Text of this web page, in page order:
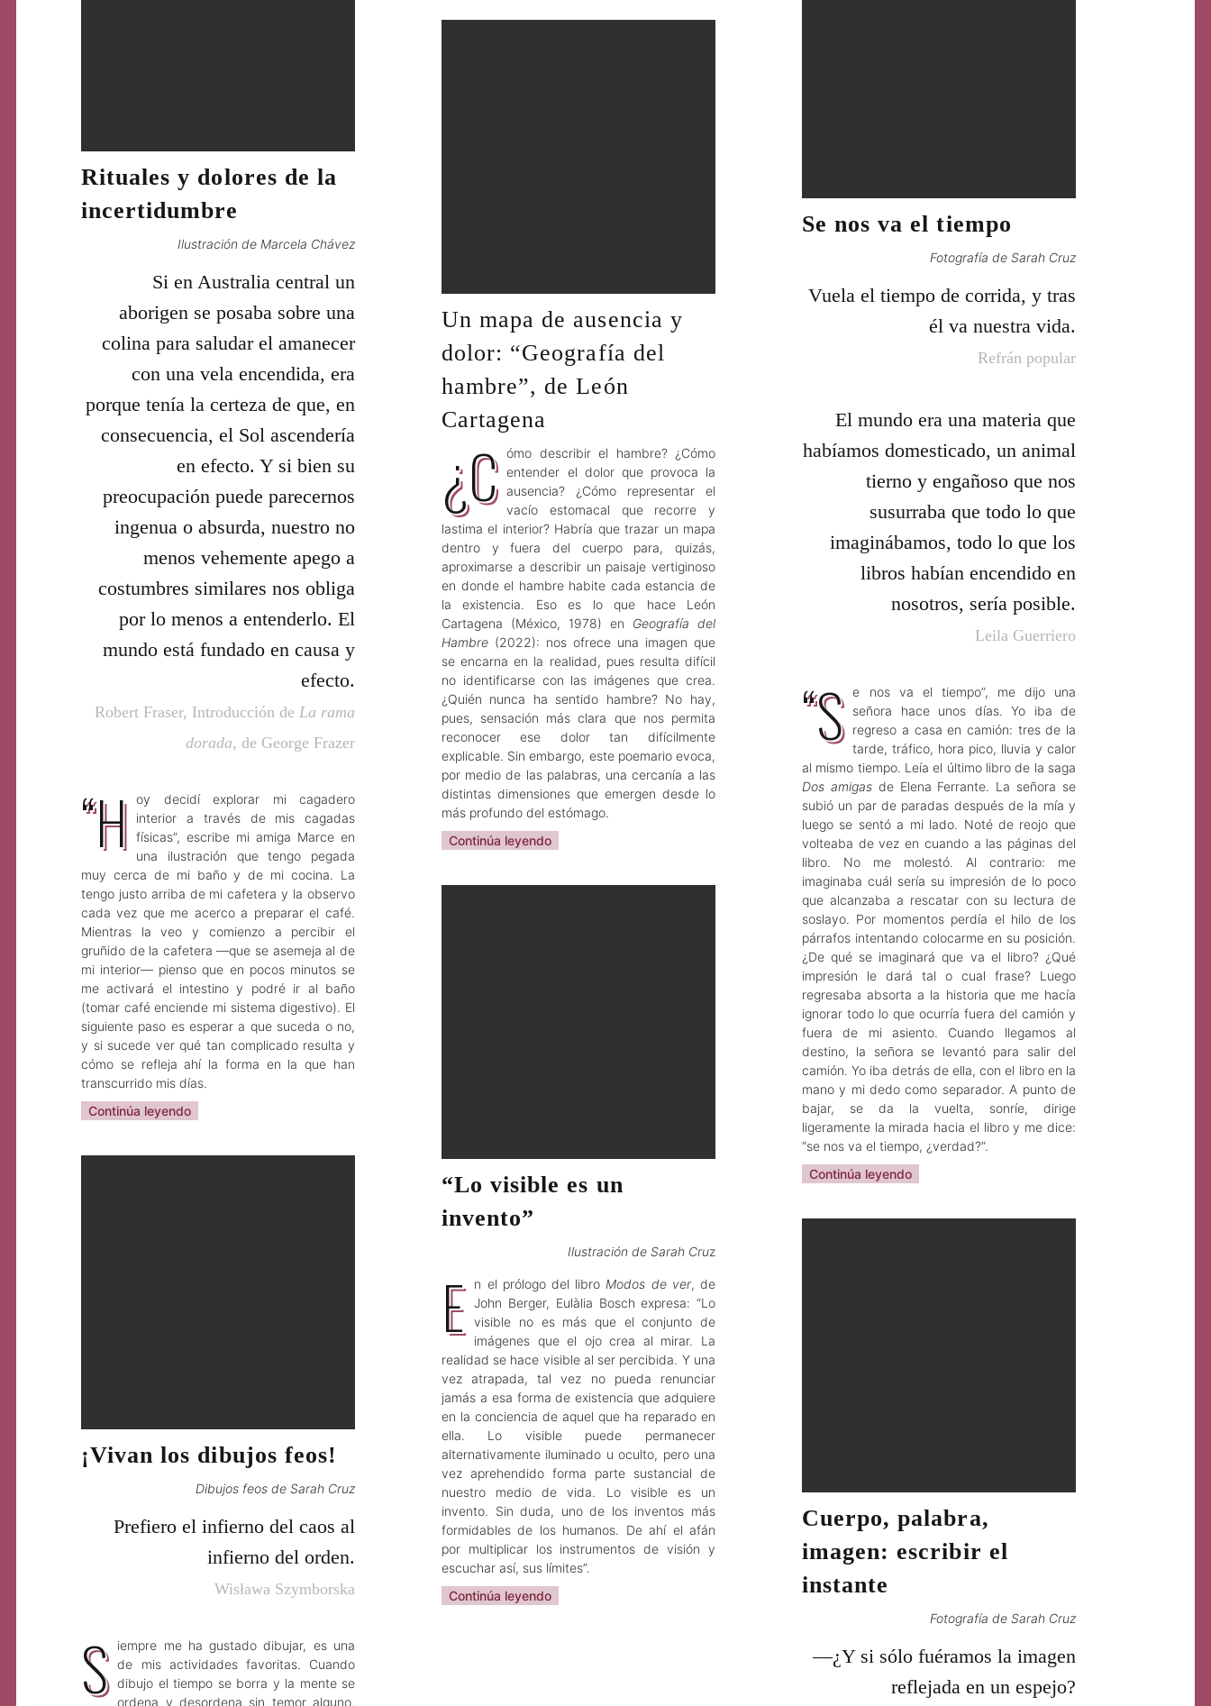
Rituales y dolores de la
incertidumbre
Ilustración de Marcela Chávez
Si en Australia central un
aborigen se posaba sobre una
colina para saludar el amanecer
con una vela encendida, era
porque tenía la certeza de que, en
consecuencia, el Sol ascendería
en efecto. Y si bien su
preocupación puede parecernos
ingenua o absurda, nuestro no
menos vehemente apego a
costumbres similares nos obliga
por lo menos a entenderlo. El
mundo está fundado en causa y
efecto.
Robert Fraser, Introducción de La rama
dorada, de George Frazer
“H
oy decidí explorar mi cagadero
interior a través de mis cagadas
físicas”, escribe mi amiga Marce en
una ilustración que tengo pegada
muy cerca de mi baño y de mi cocina. La
tengo justo arriba de mi cafetera y la observo
cada vez que me acerco a preparar el café.
Mientras la veo y comienzo a percibir el
gruñido de la cafetera —que se asemeja al de
mi interior— pienso que en pocos minutos se
me activará el intestino y podré ir al baño
(tomar café enciende mi sistema digestivo). El
siguiente paso es esperar a que suceda o no,
y si sucede ver qué tan complicado resulta y
cómo se refleja ahí la forma en la que han
transcurrido mis días.
Continúa leyendo
Se nos va el tiempo
Fotografía de Sarah Cruz
Vuela el tiempo de corrida, y tras
él va nuestra vida.
Refrán popular
El mundo era una materia que
habíamos domesticado, un animal
tierno y engañoso que nos
susurraba que todo lo que
imaginábamos, todo lo que los
libros habían encendido en
nosotros, sería posible.
Leila Guerriero
“S
e nos va el tiempo”, me dijo una
señora hace unos días. Yo iba de
regreso a casa en camión: tres de la
tarde, tráfico, hora pico, lluvia y calor
al mismo tiempo. Leía el último libro de la saga
Dos amigasde Elena Ferrante. La señora se
subió un par de paradas después de la mía y
luego se sentó a mi lado. Noté de reojo que
volteaba de vez en cuando a las páginas del
libro. No me molestó. Al contrario: me
imaginaba cuál sería su impresión de lo poco
que alcanzaba a rescatar con su lectura de
soslayo. Por momentos perdía el hilo de los
párrafos intentando colocarme en su posición.
¿De qué se imaginará que va el libro? ¿Qué
impresión le dará tal o cual frase? Luego
regresaba absorta a la historia que me hacía
ignorar todo lo que ocurría fuera del camión y
fuera de mi asiento. Cuando llegamos al
destino, la señora se levantó para salir del
camión. Yo iba detrás de ella, con el libro en la
mano y mi dedo como separador. A punto de
bajar, se da la vuelta, sonríe, dirige
ligeramente la mirada hacia el libro y me dice:
“se nos va el tiempo, ¿verdad?”.
Continúa leyendo
Un mapa de ausencia y
dolor: “Geografía del
hambre”, de León
Cartagena
¿C
ómo describir el hambre? ¿Cómo
entender el dolor que provoca la
ausencia? ¿Cómo representar el
vacío estomacal que recorre y
lastima el interior? Habría que trazar un mapa
dentro y fuera del cuerpo para, quizás,
aproximarse a describir un paisaje vertiginoso
en donde el hambre habite cada estancia de
la existencia. Eso es lo que hace León
Cartagena (México, 1978) en Geografía del
Hambre (2022): nos ofrece una imagen que
se encarna en la realidad, pues resulta difícil
no identificarse con las imágenes que crea.
¿Quién nunca ha sentido hambre? No hay,
pues, sensación más clara que nos permita
reconocer ese dolor tan difícilmente
explicable. Sin embargo, este poemario evoca,
por medio de las palabras, una cercanía a las
distintas dimensiones que emergen desde lo
más profundo del estómago.
Continúa leyendo
“Lo visible es un
invento”
Ilustración de Sarah Cruz
E n el prólogo del libro Modos de ver, de
John Berger, Eulàlia Bosch expresa: “Lo
visible no es más que el conjunto de
imágenes que el ojo crea al mirar. La
realidad se hace visible al ser percibida. Y una
vez atrapada, tal vez no pueda renunciar
jamás a esa forma de existencia que adquiere
en la conciencia de aquel que ha reparado en
ella. Lo visible puede permanecer
alternativamente iluminado u oculto, pero una
vez aprehendido forma parte sustancial de
nuestro medio de vida. Lo visible es un
invento. Sin duda, uno de los inventos más
formidables de los humanos. De ahí el afán
por multiplicar los instrumentos de visión y
escuchar así, sus límites”.
Continúa leyendo
¡Vivan los dibujos feos!
Dibujos feos de Sarah Cruz
Prefiero el infierno del caos al
infierno del orden.
Wisława Szymborska
S
iempre me ha gustado dibujar, es una
de mis actividades favoritas. Cuando
dibujo el tiempo se borra y la mente se
ordena y desordena sin temor alguno.
Cuerpo, palabra,
imagen: escribir el
instante
Fotografía de Sarah Cruz
—¿Y si sólo fuéramos la imagen
reflejada en un espejo?